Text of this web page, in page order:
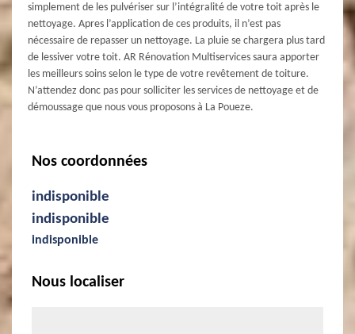
simplement de les pulvériser sur l’intégralité de votre toit après le
nettoyage. Apres l’application de ces produits, il n’est pas
nécessaire de repasser un nettoyage. La pluie se chargera plus tard
de lessiver votre toit. AR Rénovation Multiservices saura apporter
les meilleurs soins selon le type de votre revêtement de toiture.
N’attendez donc pas pour solliciter les services de nettoyage et de
démoussage que nous vous proposons à La Poueze.
Nos coordonnées
indisponible
indisponible
indisponible
Nous localiser